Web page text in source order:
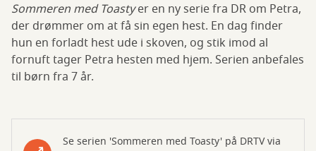
Sommeren med Toastyer en ny serie fra DR om Petra,
der drømmer om at få sin egen hest. En dag finder
hun en forladt hest ude i skoven, og stik imod al
fornuft tager Petra hesten med hjem. Serien anbefales
til børn fra 7 år.
Se serien 'Sommeren med Toasty' på DRTV via